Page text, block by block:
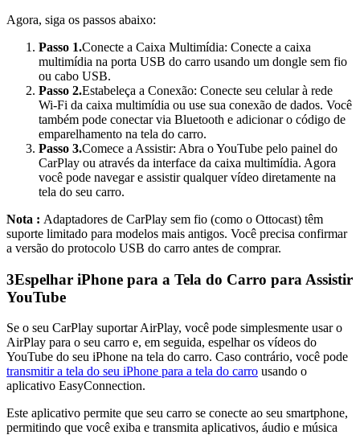
Agora, siga os passos abaixo:
Passo 1.Conecte a Caixa Multimídia: Conecte a caixa
multimídia na porta USB do carro usando um dongle sem fio
ou cabo USB.
Passo 2.Estabeleça a Conexão: Conecte seu celular à rede
Wi-Fi da caixa multimídia ou use sua conexão de dados. Você
também pode conectar via Bluetooth e adicionar o código de
emparelhamento na tela do carro.
Passo 3.Comece a Assistir: Abra o YouTube pelo painel do
CarPlay ou através da interface da caixa multimídia. Agora
você pode navegar e assistir qualquer vídeo diretamente na
tela do seu carro.
Nota : Adaptadores de CarPlay sem fio (como o Ottocast) têm
suporte limitado para modelos mais antigos. Você precisa confirmar
a versão do protocolo USB do carro antes de comprar.
3Espelhar iPhone para a Tela do Carro para Assistir
YouTube
Se o seu CarPlay suportar AirPlay, você pode simplesmente usar o
AirPlay para o seu carro e, em seguida, espelhar os vídeos do
YouTube do seu iPhone na tela do carro. Caso contrário, você pode
transmitir a tela do seu iPhone para a tela do carro usando o
aplicativo EasyConnection.
Este aplicativo permite que seu carro se conecte ao seu smartphone,
permitindo que você exiba e transmita aplicativos, áudio e música